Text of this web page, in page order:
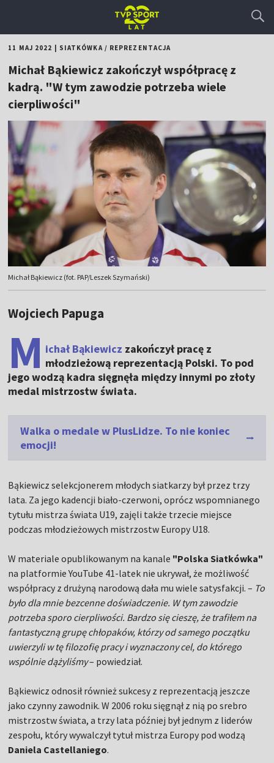
11 MAJ 2022 SIATKÓWKA/ REPREZENTACJA
Michał Bąkiewicz zakończył współpracę z
kadrą. "W tym zawodzie potrzeba wiele
cierpliwości"
Michał Bąkiewicz (fot. PAP/Leszek Szymański)
Wojciech Papuga
M ichał Bąkiewicz zakończył pracę z
młodzieżową reprezentacją Polski. To pod
jego wodzą kadra sięgnęła między innymi po złoty
medal mistrzostw świata.
Walka o medale w PlusLidze. To nie koniec
emocji!
Bąkiewicz selekcjonerem młodych siatkarzy był przez trzy
lata. Za jego kadencji biało-czerwoni, oprócz wspomnianego
tytułu mistrza świata U19, zajęli także trzecie miejsce
podczas młodzieżowych mistrzostw Europy U18.
W materiale opublikowanym na kanale "Polska Siatkówka"
na platformie YouTube 41-latek nie ukrywał, że możliwość
współpracy z drużyną narodową dała mu wiele satysfakcji. – To
było dla mnie bezcenne doświadczenie. W tym zawodzie
potrzeba sporo cierpliwości. Bardzo się cieszę, że trafiłem na
fantastyczną grupę chłopaków, którzy od samego początku
uwierzyli w tę filozofię pracy i wyznaczony cel, do którego
wspólnie dążyliśmy– powiedział.
Bąkiewicz odnosił również sukcesy z reprezentacją jeszcze
jako czynny zawodnik. W 2006 roku sięgnął z nią po srebro
mistrzostw świata, a trzy lata później był jednym z liderów
zespołu, który wywalczył tytuł mistrza Europy pod wodzą
Daniela Castellaniego.